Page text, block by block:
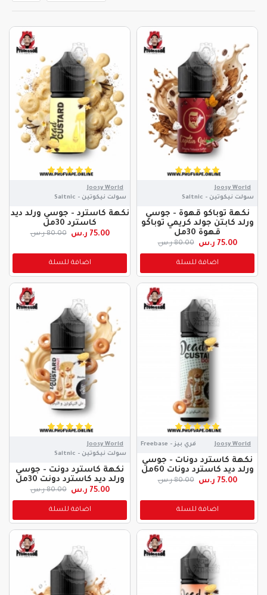
Joosy World
سولت نيكوتين - Saltnic
نكهة توباكو قهوة - جوسي
ورلد كابتن جولد كريمي توباكو
قهوة 30مل
75.00 ر.س 80.00 ر.س
اضافة للسلة
Joosy World
سولت نيكوتين - Saltnic
نكهة كاسترد - جوسي ورلد ديد
كاسترد 30مل
75.00 ر.س 80.00 ر.س
اضافة للسلة
Joosy World فري بيز - Freebase
نكهة كاسترد دونات - جوسي
ورلد ديد كاسترد دونات 60مل
75.00 ر.س 80.00 ر.س
اضافة للسلة
Joosy World
سولت نيكوتين - Saltnic
نكهة كاسترد دونت - جوسي
ورلد ديد كاسترد دونت 30مل
75.00 ر.س 80.00 ر.س
اضافة للسلة